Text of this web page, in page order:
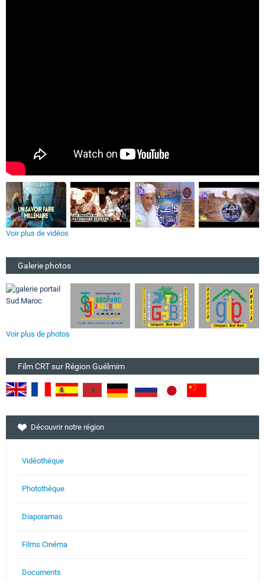
Voir plus de vidéos
Galerie photos
Voir plus de photos
Film CRT sur Région Guélmim
Découvrir notre région
Vidéothéque
Photothèque
Diaporamas
Films Cinéma
Documents